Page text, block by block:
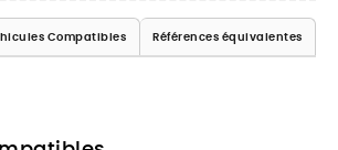
Compatibles Références équivalentes